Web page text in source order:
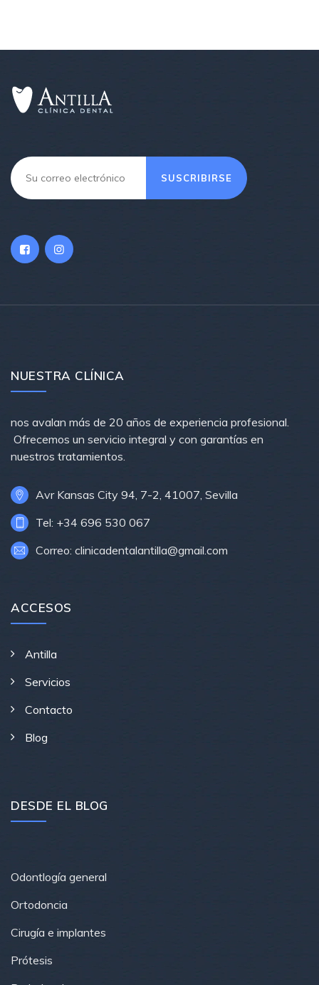
SUSCRIBIRSE
NUESTRA CLÍNICA
nos avalan más de 20 años de experiencia profesional.
Ofrecemos un servicio integral y con garantías en
nuestros tratamientos.
Avr Kansas City 94, 7-2, 41007, Sevilla
Tel: +34 696 530 067
Correo: clinicadentalantilla@gmail.com
ACCESOS
Antilla
Servicios
Contacto
Blog
DESDE EL BLOG
Odontlogía general
Ortodoncia
Cirugía e implantes
Prótesis